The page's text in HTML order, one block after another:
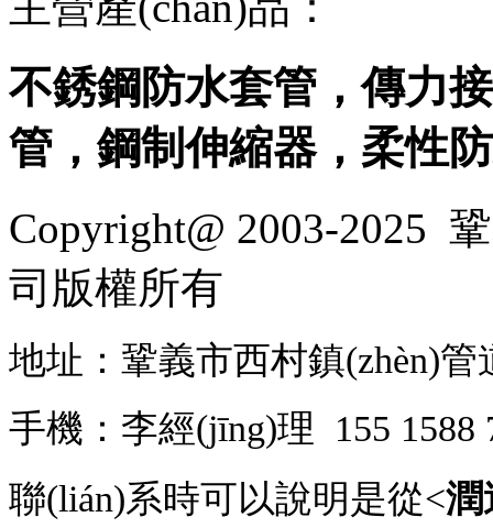
不銹鋼防水套管，傳力
管，鋼制伸縮器，柔性
Copyright@ 2003-2025
司 版權所有
地址：鞏義市西村鎮(zhèn)
手機：李經(jīng)理 155 1588
聯(lián)系時可以說明是從<潤